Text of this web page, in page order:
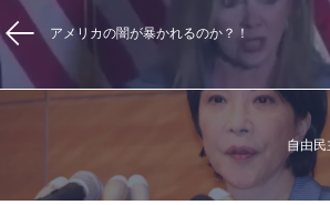
アメリカの闇が暴かれるのか？！
自由